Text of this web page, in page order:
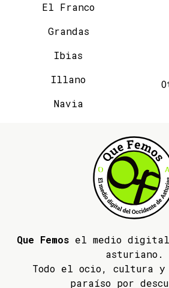
El Franco
Grandas
Ibias
Illano
Navia
Que Femos el medio
asturiano.
Todo el ocio, cultura y
paraíso por